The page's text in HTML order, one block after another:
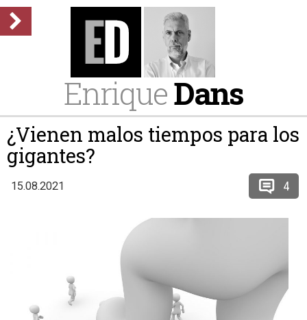
EnriqueDans
¿Vienen malos tiempos para los
gigantes?
15.08.2021 4